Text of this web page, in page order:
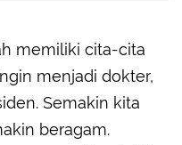
memiliki cita-cita
menjadi dokter,
Semakin kita
beragam.